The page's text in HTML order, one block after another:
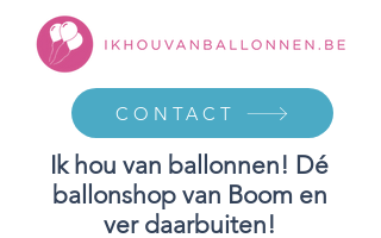
Ik hou van ballonnen! Dé
ballonshop van Boom en
ver daarbuiten!
CONTACT